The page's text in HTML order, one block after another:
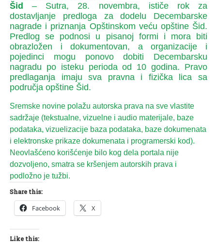
Šid– Sutra, 28. novembra, ističe rok za
dostavljanje predloga za dodelu Decembarske
nagrade i priznanja Opštinskom veću opštine Šid.
Predlog se podnosi u pisanoj formi i mora biti
obrazložen i dokumentovan, a organizacije i
pojedinci mogu ponovo dobiti Decembarsku
nagradu po isteku perioda od 10 godina. Pravo
predlaganja imaju sva pravna i fizička lica sa
područja opštine Šid.
Sremske novine polažu autorska prava na sve vlastite
sadržaje (tekstualne, vizuelne i audio materijale, baze
podataka, vizuelizacije baza podataka, baze dokumenata
i elektronske prikaze dokumenata i programerski kod).
Neovlašćeno korišćenje bilo kog dela portala nije
dozvoljeno, smatra se kršenjem autorskih prava i
podložno je tužbi.
Share this:
Facebook X
Like this: